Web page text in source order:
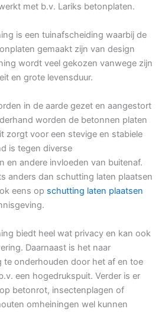
met b.v. Lariks betonplaten.
is een tuinafscheiding waarbij de
gemaakt zijn van design
wordt veel gekozen vanwege zijn
en grote levensduur.
in de aarde gezet en aangestort
worden de betonnen platen
zorgt voor een stevige en stabiele
is tegen diverse
en andere invloeden van buitenaf.
anders dan schutting laten plaatsen
eens op schutting laten plaatsen
biedt heel wat privacy en kan ook
Daarnaast is het naar
te onderhouden door het af en toe
een hogedrukspuit. Verder is er
betonrot, insectenplagen of
omheiningen wel kunnen